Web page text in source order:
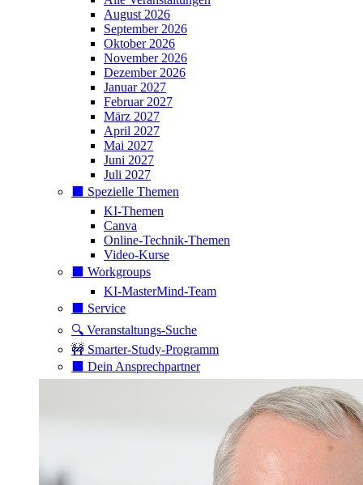
August 2026
September 2026
Oktober 2026
November 2026
Dezember 2026
Januar 2027
Februar 2027
März 2027
April 2027
Mai 2027
Juni 2027
Juli 2027
⬛️ Spezielle Themen
KI-Themen
Canva
Online-Technik-Themen
Video-Kurse
⬛️ Workgroups
KI-MasterMind-Team
⬛️ Service
🔍 Veranstaltungs-Suche
🚧 Smarter-Study-Programm
⬛️ Dein Ansprechpartner